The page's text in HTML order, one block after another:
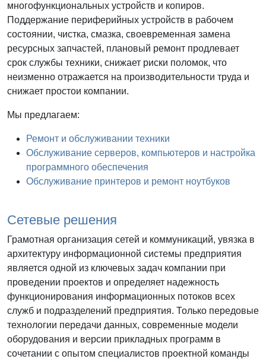
многофункциональных устройств и копиров.
Поддержание периферийных устройств в рабочем
состоянии, чистка, смазка, своевременная замена
ресурсных запчастей, плановый ремонт продлевает
срок службы техники, снижает риски поломок, что
неизменно отражается на производительности труда и
снижает простои компании.
Мы предлагаем:
Ремонт и обслуживании техники
Обслуживание серверов, компьютеров и настройка
программного обеспечения
Обслуживание принтеров и ремонт ноутбуков
Сетевые решения
Грамотная организация сетей и коммуникаций, увязка в
архитектуру информационной системы предприятия
является одной из ключевых задач компании при
проведении проектов и определяет надежность
функционирования информационных потоков всех
служб и подразделений предприятия. Только передовые
технологии передачи данных, современные модели
оборудования и версии прикладных программ в
сочетании с опытом специалистов проектной команды